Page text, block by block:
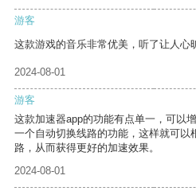
游客
这款游戏的音乐非常优美，听了让人心
2024-08-01
游客
这款加速器app的功能有点单一，可以
一个自动切换线路的功能，这样就可以
路，从而获得更好的加速效果。
2024-08-01